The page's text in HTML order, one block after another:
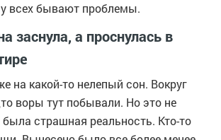
всех бывают проблемы.
заснула, а проснулась в
на какой-то нелепый сон. Вокруг
воры тут побывали. Но это не
страшная реальность. Кто-то